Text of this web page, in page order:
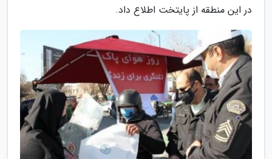
در این منطقه از پایتخت اطلاع داد.